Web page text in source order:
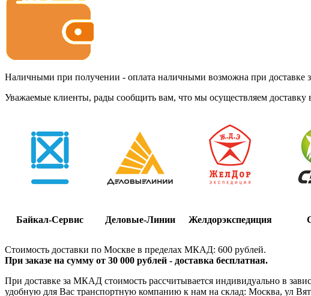
Наличными при получении - оплата наличными возможна при доставке
Уважаемые клиенты, рады сообщить вам, что мы осуществляем
Байкал-Сервис Деловые-Линии Желдорэкспедиция
Стоимость доставки по Москве в пределах МКАД: 600 рублей.
При заказе на сумму от 30 000 рублей - доставка бесплатная.
При доставке за МКАД стоимость рассчитывается индивидуально в
удобную для Вас транспортную компанию к нам на склад: Москва, ул